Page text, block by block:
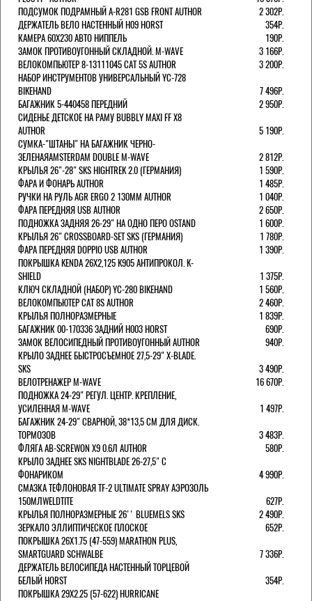
ПОДСУМОК ПОДРАМНЫЙ A-R281 GSB FRONT AUTHOR
2 302Р.
ДЕРЖАТЕЛЬ ВЕЛО НАСТЕННЫЙ H09 HORST
354Р.
КАМЕРА 60X230 АВТО НИППЕЛЬ
190Р.
ЗАМОК ПРОТИВОУГОННЫЙ СКЛАДНОЙ. M-WAVE
3 166Р.
ВЕЛОКОМПЬЮТЕР 8-13111045 CAT 5S AUTHOR
3 200Р.
НАБОР ИНСТРУМЕНТОВ УНИВЕРСАЛЬНЫЙ YC-728
BIKEHAND
7 496Р.
БАГАЖНИК 5-440458 ПЕРЕДНИЙ
2 950Р.
СИДЕНЬЕ ДЕТСКОЕ НА РАМУ BUBBLY MAXI FF X8
AUTHOR
5 190Р.
СУМКА-"ШТАНЫ" НА БАГАЖНИК ЧЕРНО-
ЗЕЛЕНАЯAMSTERDAM DOUBLE M-WAVE
2 812Р.
КРЫЛЬЯ 26"-28" SKS HIGHTREK 2.0 (ГЕРМАНИЯ)
1 590Р.
ФАРА И ФОНАРЬ AUTHOR
1 485Р.
РУЧКИ НА РУЛЬ AGR ERGO 2 130ММ AUTHOR
1 040Р.
ФАРА ПЕРЕДНЯЯ USB AUTHOR
2 650Р.
ПОДНОЖКА ЗАДНЯЯ 26-29" НА ОДНО ПЕРО OSTAND
1 600Р.
КРЫЛЬЯ 26" CROSSBOARD-SET SKS (ГЕРМАНИЯ)
1 780Р.
ФАРА ПЕРЕДНЯЯ DOPPIO USB AUTHOR
1 390Р.
ПОКРЫШКА KENDA 26Х2,125 K905 АНТИПРОКОЛ. K-
SHIELD
1 375Р.
КЛЮЧ СКЛАДНОЙ (НАБОР) YC-280 BIKEHAND
1 560Р.
ВЕЛОКОМПЬЮТЕР CAT 8S AUTHOR
2 460Р.
КРЫЛЬЯ ПОЛНОРАЗМЕРНЫЕ
1 839Р.
БАГАЖНИК 00-170336 ЗАДНИЙ H003 HORST
690Р.
ЗАМОК ВЕЛОСИПЕДНЫЙ ПРОТИВОУГОННЫЙ AUTHOR
940Р.
КРЫЛО ЗАДНЕЕ БЫСТРОСЪЕМНОЕ 27,5-29" X-BLADE.
SKS
3 490Р.
ВЕЛОТРЕНАЖЕР M-WAVE
16 670Р.
ПОДНОЖКА 24-29" РЕГУЛ. ЦЕНТР. КРЕПЛЕНИЕ,
УСИЛЕННАЯ M-WAVE
1 497Р.
БАГАЖНИК 24-29" СВАРНОЙ, 38*13,5 СМ ДЛЯ ДИСК.
ТОРМОЗОВ
3 483Р.
ФЛЯГА AB-SCREWON X9 0.6Л AUTHOR
580Р.
КРЫЛО ЗАДНЕЕ SKS NIGHTBLADE 26-27,5" С
ФОНАРИКОМ
4 990Р.
СМАЗКА ТЕФЛОНОВАЯ TF-2 ULTIMATE SPRAY АЭРОЗОЛЬ
150МЛWELDTITE
627Р.
КРЫЛЬЯ ПОЛНОРАЗМЕРНЫЕ 26'' BLUEMELS SKS
2 490Р.
ЗЕРКАЛО ЭЛЛИПТИЧЕСКОЕ ПЛОСКОЕ
652Р.
ПОКРЫШКА 26X1.75 (47-559) MARATHON PLUS,
SMARTGUARD SCHWALBE
7 336Р.
ДЕРЖАТЕЛЬ ВЕЛОCИПЕДА НАСТЕННЫЙ ТОРЦЕВОЙ
БЕЛЫЙ HORST
354Р.
ПОКРЫШКА 29X2.25 (57-622) HURRICANE